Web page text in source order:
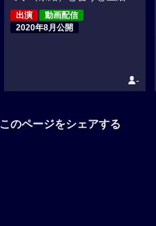
出演
動画配信
2020年8月公開
-
このページをシェアする